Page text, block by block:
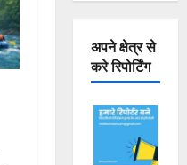
अपने क्षेत्र से
करे रिपोर्टिंग